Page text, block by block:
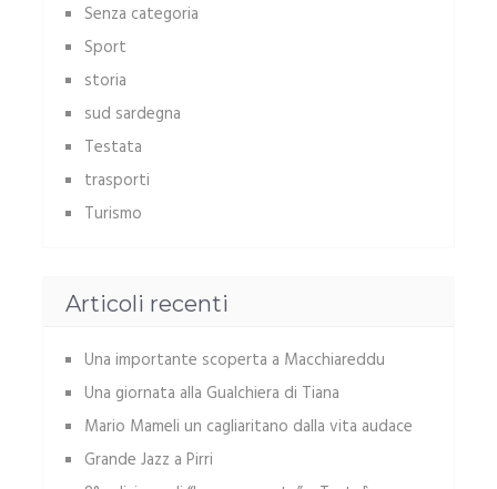
Senza categoria
Sport
storia
sud sardegna
Testata
trasporti
Turismo
Articoli recenti
Una importante scoperta a Macchiareddu
Una giornata alla Gualchiera di Tiana
Mario Mameli un cagliaritano dalla vita audace
Grande Jazz a Pirri